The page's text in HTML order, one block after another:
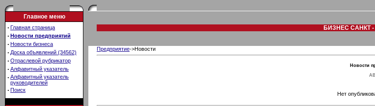
Главное меню
· Главная страница
· Новости предприятий
· Новости бизнеса
· Доска объявлений (34562)
· Отраслевой рубрикатор
· Алфавитный указатель
· Алфавитный указатель
руководителей
· Поиск
БИЗНЕС САНКТ
Предприятие->Новости
Новости
Нет